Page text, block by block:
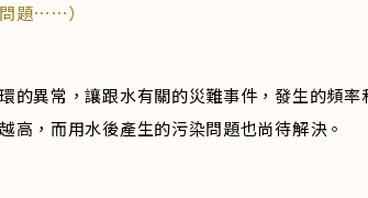
題⋯⋯）
異常，讓跟水有關的災難事件，發生的頻率
，而用水後產生的污染問題也尚待解決。